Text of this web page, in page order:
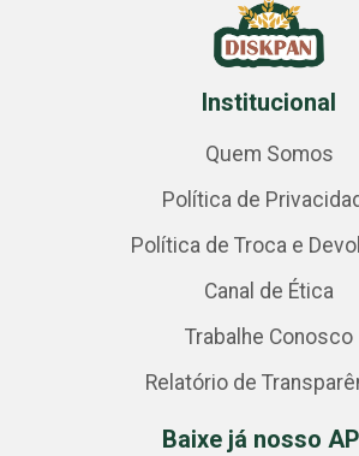
Institucional
Quem Somos
Política de
Política de Troca e
Canal de Ética
Trabalhe Conosco
Relatório de
Baixe já nosso